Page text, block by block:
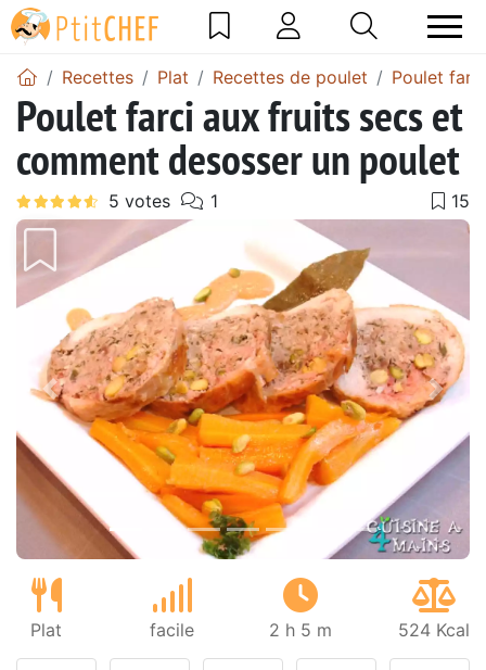
Recettes Plat Recettes de poulet Poulet farci
Poulet farci aux fruits secs et
comment desosser un poulet
Précédent
Plat facile 2 h 5 m 524 Kcal